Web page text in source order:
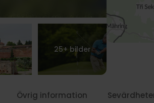
25+ bilder
Övrig information